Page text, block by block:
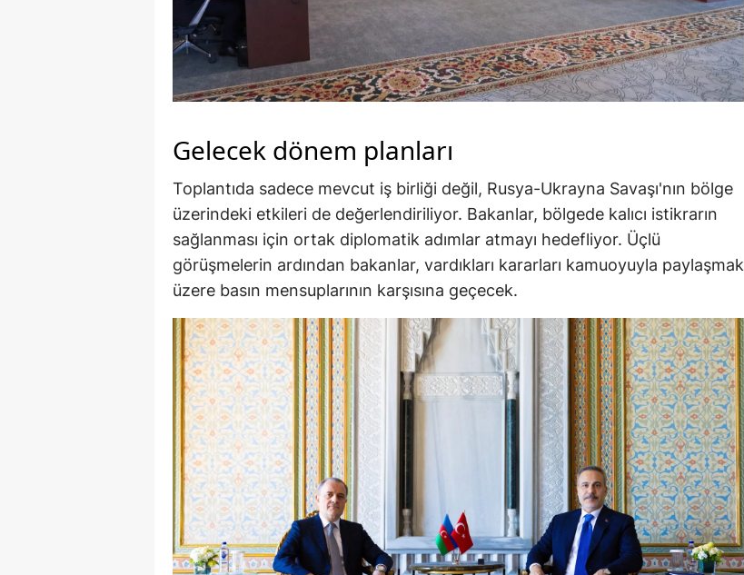
Gelecek dönem planları
Toplantıda sadece mevcut iş birliği değil, Rusya-Ukrayna Savaşı'nın bölge
üzerindeki etkileri de değerlendiriliyor. Bakanlar, bölgede kalıcı istikrarın
sağlanması için ortak diplomatik adımlar atmayı hedefliyor. Üçlü
görüşmelerin ardından bakanlar, vardıkları kararları kamuoyuyla paylaşmak
üzere basın mensuplarının karşısına geçecek.